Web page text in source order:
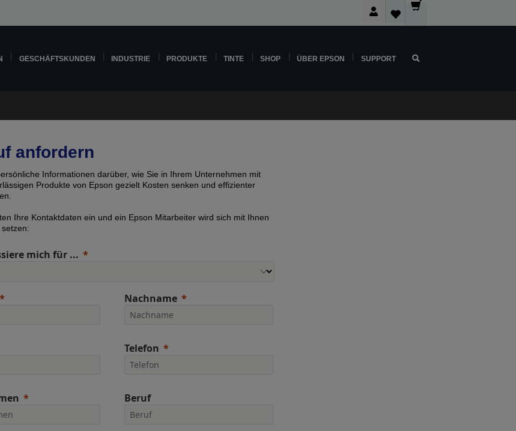
GESCHÄFTSKUNDEN INDUSTRIE PRODUKTE TINTE SHOP ÜBER EPSON SUPPORT
anfordern
Informationen darüber, wie Sie in Ihrem Unternehmen mit
Produkte von Epson gezielt Kosten senken und effizienter
Ihre Kontaktdaten ein und ein Epson Mitarbeiter wird sich mit Ihnen
mich für ...
Nachname
Telefon
Beruf